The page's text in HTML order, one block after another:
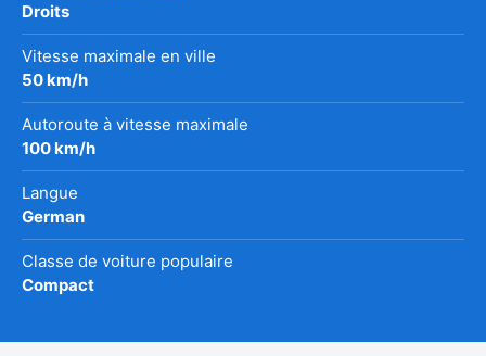
Droits
Vitesse maximale en ville
50 km/h
Autoroute à vitesse maximale
100 km/h
Langue
German
Classe de voiture populaire
Compact